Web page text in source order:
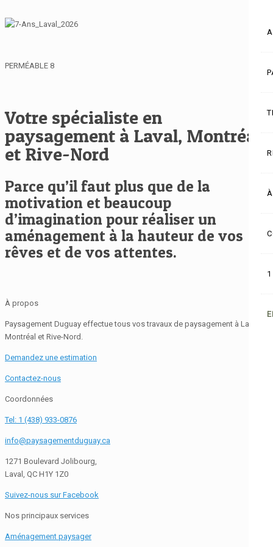
PERMÉABLE 8
Votre spécialiste en
paysagement à Laval, Montréal
et Rive-Nord
Parce qu’il faut plus que de la
motivation et beaucoup
d’imagination pour réaliser un
aménagement à la hauteur de vos
rêves et de vos attentes.
À propos
Paysagement Duguay effectue tous vos travaux de paysagement à Laval,
Montréal et Rive-Nord.
Demandez une estimation
Contactez-nous
Coordonnées
Tel: 1 (438) 933-0876
info@paysagementduguay.ca
1271 Boulevard Jolibourg,
Laval, QC H1Y 1Z0
Suivez-nous sur Facebook
Nos principaux services
Aménagement paysager